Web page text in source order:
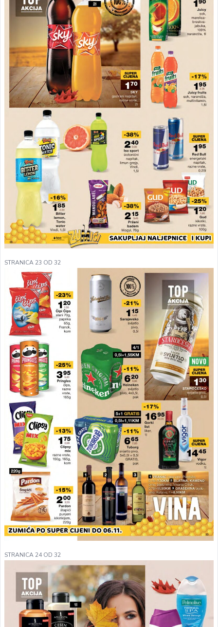
STRANICA 23 OD 32
STRANICA 24 OD 32